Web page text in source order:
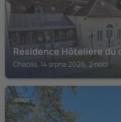
Résidence Hôtelière du
Chablis, 14 srpna 2026, 2 noci
VENOY